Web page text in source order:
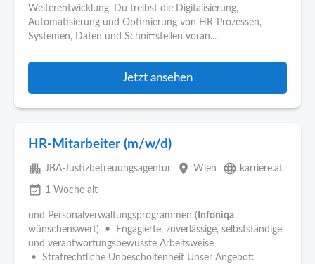
Weiterentwicklung. Du treibst die Digitalisierung,
Automatisierung und Optimierung von HR-Prozessen,
Systemen, Daten und Schnittstellen voran...
Jetzt ansehen
HR-Mitarbeiter (m/w/d)
apartment JBA-Justizbetreuungsagentur place Wien language karriere.at
event_available 1 Woche alt
und Personalverwaltungsprogrammen ( Infoniqa
wünschenswert) • Engagierte, zuverlässige, selbstständige
und verantwortungsbewusste Arbeitsweise
• Strafrechtliche Unbescholtenheit Unser Angebot: